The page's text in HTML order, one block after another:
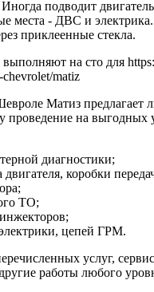
подводит
места - ДВС и
приклеенные стекла.
на сто для
matiz
Матиз предлагает
проведение на
диагностики;
двигателя, коробки
ТО;
цепей ГРМ.
услуг,
работы любого